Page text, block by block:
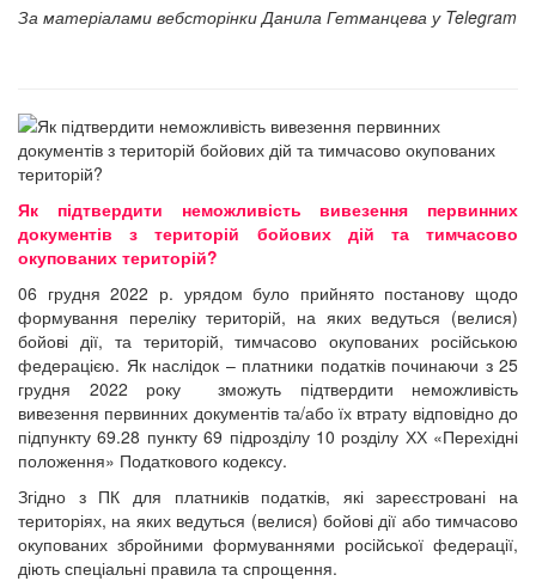
За матеріалами вебсторінки Данила Гетманцева у Telegram
Як підтвердити неможливість вивезення первинних
документів з територій бойових дій та тимчасово
окупованих територій?
06 грудня 2022 р. урядом було прийнято постанову щодо
формування переліку територій, на яких ведуться (велися)
бойові дії, та територій, тимчасово окупованих російською
федерацією. Як наслідок – платники податків починаючи з 25
грудня 2022 року зможуть підтвердити неможливість
вивезення первинних документів та/або їх втрату відповідно до
підпункту 69.28 пункту 69 підрозділу 10 розділу ХХ «Перехідні
положення» Податкового кодексу.
Згідно з ПК для платників податків, які зареєстровані на
територіях, на яких ведуться (велися) бойові дії або тимчасово
окупованих збройними формуваннями російської федерації,
діють спеціальні правила та спрощення.